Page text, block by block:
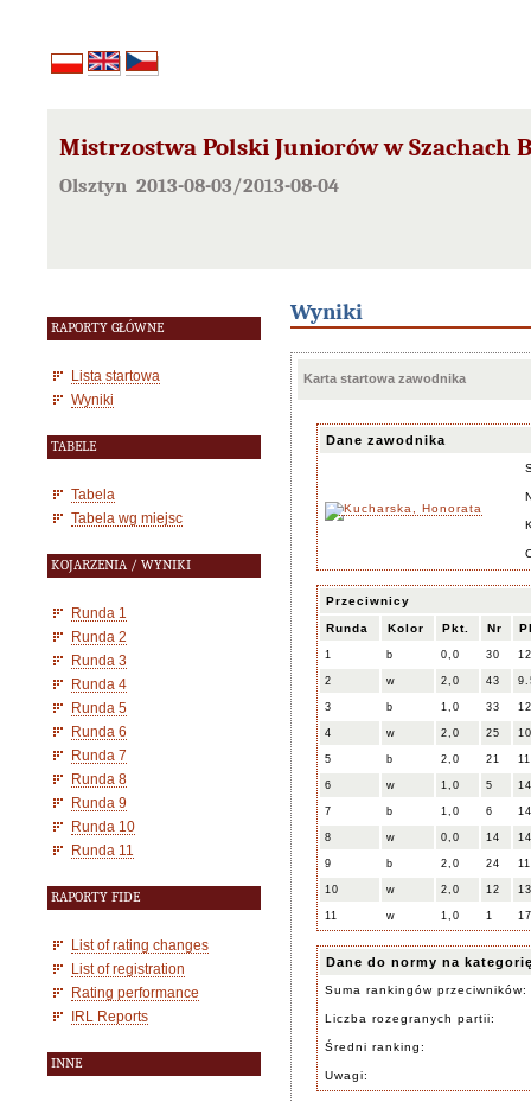
Mistrzostwa Polski Juniorów w Szachach
Olsztyn 2013-08-03/2013-08-04
RAPORTY GŁÓWNE
Lista startowa
Wyniki
TABELE
Tabela
Tabela wg miejsc
KOJARZENIA / WYNIKI
Runda 1
Runda 2
Runda 3
Runda 4
Runda 5
Runda 6
Runda 7
Runda 8
Runda 9
Runda 10
Runda 11
RAPORTY FIDE
List of rating changes
List of registration
Rating performance
IRL Reports
INNE
Wyniki
Karta startowa zawodnika
Dane zawodnika
Przeciwnicy
Runda Kolor Pkt. Nr
1 b 0,0 30
2 w 2,0 43
3 b 1,0 33
4 w 2,0 25
5 b 2,0 21
6 w 1,0 5
7 b 1,0 6
8 w 0,0 14
9 b 2,0 24
10 w 2,0 12
11 w 1,0 1
Dane do normy na
Suma rankingów przeciwników:
Liczba rozegranych partii:
Średni ranking:
Uwagi: